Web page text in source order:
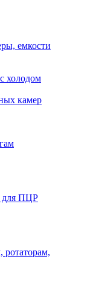
емкости
холодом
камер
для ПЦР
ротаторам,